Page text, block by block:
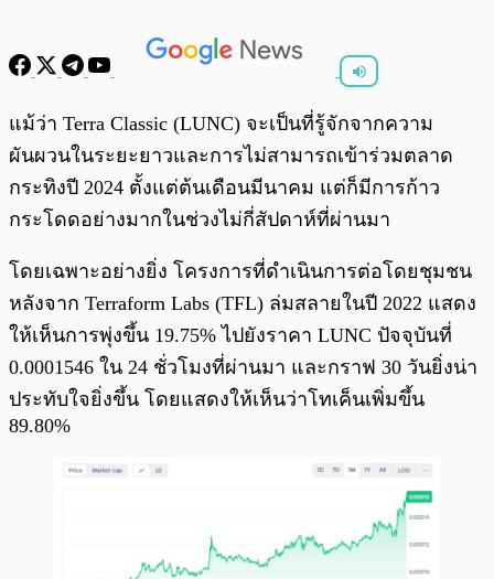
แม้ว่า Terra Classic (LUNC) จะเป็นที่รู้จักจากความ
ผันผวนในระยะยาวและการไม่สามารถเข้าร่วมตลาด
กระทิงปี 2024 ตั้งแต่ต้นเดือนมีนาคม แต่ก็มีการก้าว
กระโดดอย่างมากในช่วงไม่กี่สัปดาห์ที่ผ่านมา
โดยเฉพาะอย่างยิ่ง โครงการที่ดำเนินการต่อโดยชุมชน
หลังจาก Terraform Labs (TFL) ล่มสลายในปี 2022 แสดง
ให้เห็นการพุ่งขึ้น 19.75% ไปยังราคา LUNC ปัจจุบันที่
0.0001546 ใน 24 ชั่วโมงที่ผ่านมา และกราฟ 30 วันยิ่งน่า
ประทับใจยิ่งขึ้น โดยแสดงให้เห็นว่าโทเค็นเพิ่มขึ้น
89.80%